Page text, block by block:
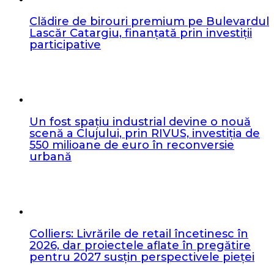
Clădire de birouri premium pe Bulevardul
Lascăr Catargiu, finanțată prin investiții
participative
Un fost spațiu industrial devine o nouă
scenă a Clujului, prin RIVUS, investiția de
550 milioane de euro în reconversie
urbană
Colliers: Livrările de retail încetinesc în
2026, dar proiectele aflate în pregătire
pentru 2027 susțin perspectivele pieței